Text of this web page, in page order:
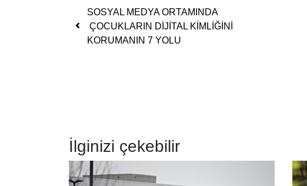
Yazı dolaşımı
SOSYAL MEDYA ORTAMINDA
ÇOCUKLARIN DİJİTAL KİMLİĞİNİ
KORUMANIN 7 YOLU
İlginizi çekebilir